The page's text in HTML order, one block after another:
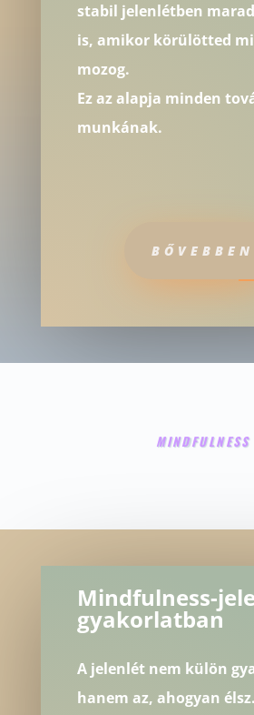
stabil jelenlétben
is, amikor körülötted
mozog.
Ez az alapja minden
munkának.
BŐVEBBEN
MINDFULNESS
Mindfulness-
gyakorlatban
A jelenlét nem külön
hanem az, ahogyan élsz.